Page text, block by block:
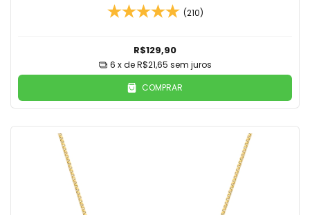
(210)
R$129,90
6 x deR$21,65 sem juros
COMPRAR